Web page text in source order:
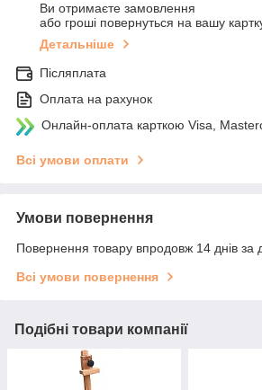
Ви отримаєте замовлення
або гроші повернуться на вашу
Детальніше
Післяплата
Оплата на рахунок
Онлайн-оплата карткою Visa,
Всі умови оплати
Умови повернення
Повернення товару впродовж 14 днів за
Всі умови повернення
Подібні товари компанії